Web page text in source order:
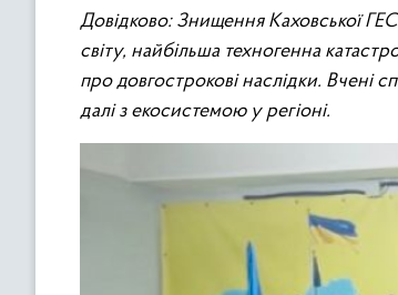
Довідково: Знищення Каховської
світу, найбільша техногенна
про довгострокові наслідки. Вчені
далі з екосистемою у регіоні.